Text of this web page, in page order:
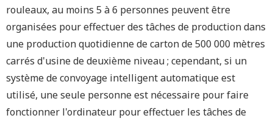
rouleaux, au moins 5 à 6 personnes peuvent être
organisées pour effectuer des tâches de production dans
une production quotidienne de carton de 500 000 mètres
carrés d'usine de deuxième niveau ; cependant, si un
système de convoyage intelligent automatique est
utilisé, une seule personne est nécessaire pour faire
fonctionner l'ordinateur pour effectuer les tâches de